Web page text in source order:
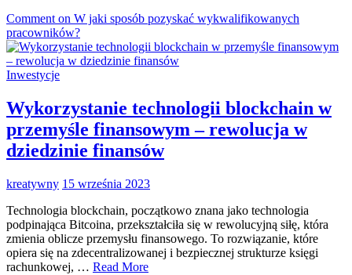
Commenton W jaki sposób pozyskać wykwalifikowanych
pracowników?
Inwestycje
Wykorzystanie technologii blockchain w
przemyśle finansowym – rewolucja w
dziedzinie finansów
kreatywny 15 września 2023
Technologia blockchain, początkowo znana jako technologia
podpinająca Bitcoina, przekształciła się w rewolucyjną siłę, która
zmienia oblicze przemysłu finansowego. To rozwiązanie, które
opiera się na zdecentralizowanej i bezpiecznej strukturze księgi
rachunkowej, … Read More